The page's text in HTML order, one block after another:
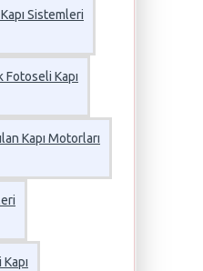
Sistemleri
Kapı
Kapı Motorları